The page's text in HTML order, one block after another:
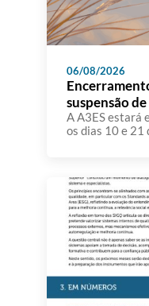
06/08/2026
suspensão
de agosto
A A3ES estará
os dias 10 e 21
têm
mês de agosto,
seus docentes
se […]